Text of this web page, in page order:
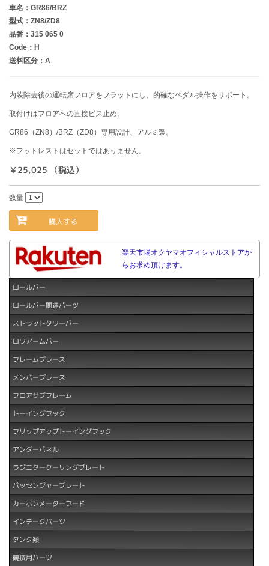
車名：GR86/BRZ
型式：ZN8/ZD8
品番：315 065 0
Code：H
送料区分：A
内装除去後の運転席フロアをフラットにし、的確なペダル操作をサポート。
取付けはフロアへの直接ビス止め。
GR86（ZN8）/BRZ（ZD8）専用設計、アルミ製。
※フットレストはセットではありません。
￥25,025 （税込）
数量
購入する
楽天市場オクヤマオフィシャルストアか
らお求め頂けます。
ロールバー
ロールバー関連パーツ
ストラットタワーバー
ロワアームバー
フレームブレース
メンバーブレース
フロアサブフレーム
トーイングフック
フリップアップトーイングフック
アンダーパネル
ラジエタークーリングプレート
パッセンジャープレート
カーボンメーターフード
インテークパーツ
タンク類
競技用パーツ